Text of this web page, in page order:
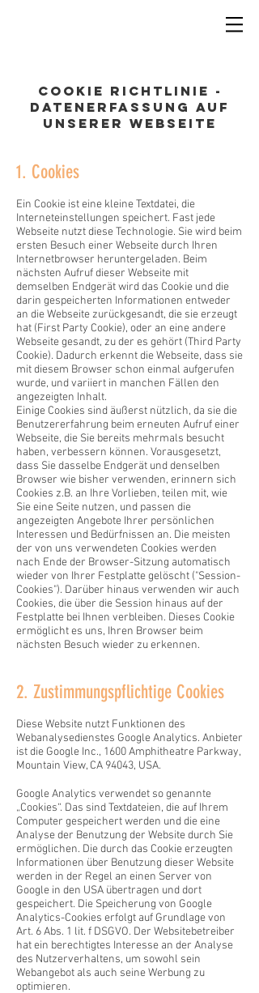
Cookie richtlinie -
datenerfassung auf
unserer Webseite
1. Cookies
Ein Cookie ist eine kleine Textdatei, die
Interneteinstellungen speichert. Fast jede
Webseite nutzt diese Technologie. Sie wird beim
ersten Besuch einer Webseite durch Ihren
Internetbrowser heruntergeladen. Beim
nächsten Aufruf dieser Webseite mit
demselben Endgerät wird das Cookie und die
darin gespeicherten Informationen entweder
an die Webseite zurückgesandt, die sie erzeugt
hat (First Party Cookie), oder an eine andere
Webseite gesandt, zu der es gehört (Third Party
Cookie). Dadurch erkennt die Webseite, dass sie
mit diesem Browser schon einmal aufgerufen
wurde, und variiert in manchen Fällen den
angezeigten Inhalt.
Einige Cookies sind äußerst nützlich, da sie die
Benutzererfahrung beim erneuten Aufruf einer
Webseite, die Sie bereits mehrmals besucht
haben, verbessern können. Vorausgesetzt,
dass Sie dasselbe Endgerät und denselben
Browser wie bisher verwenden, erinnern sich
Cookies z.B. an Ihre Vorlieben, teilen mit, wie
Sie eine Seite nutzen, und passen die
angezeigten Angebote Ihrer persönlichen
Interessen und Bedürfnissen an. Die meisten
der von uns verwendeten Cookies werden
nach Ende der Browser-Sitzung automatisch
wieder von Ihrer Festplatte gelöscht ("Session-
Cookies"). Darüber hinaus verwenden wir auch
Cookies, die über die Session hinaus auf der
Festplatte bei Ihnen verbleiben. Dieses Cookie
ermöglicht es uns, Ihren Browser beim
nächsten Besuch wieder zu erkennen.
2. Zustimmungspflichtige Cookies
Diese Website nutzt Funktionen des
Webanalysedienstes Google Analytics. Anbieter
ist die Google Inc., 1600 Amphitheatre Parkway,
Mountain View, CA 94043, USA.
Google Analytics verwendet so genannte
„Cookies“. Das sind Textdateien, die auf Ihrem
Computer gespeichert werden und die eine
Analyse der Benutzung der Website durch Sie
ermöglichen. Die durch das Cookie erzeugten
Informationen über Benutzung dieser Website
werden in der Regel an einen Server von
Google in den USA übertragen und dort
gespeichert. Die Speicherung von Google
Analytics-Cookies erfolgt auf Grundlage von
Art. 6 Abs. 1 lit. f DSGVO. Der Websitebetreiber
hat ein berechtigtes Interesse an der Analyse
des Nutzerverhaltens, um sowohl sein
Webangebot als auch seine Werbung zu
optimieren.